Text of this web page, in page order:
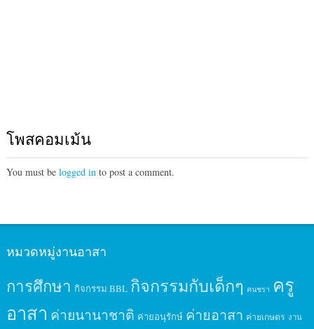
โพสคอมเม้น
You must be logged into post a comment.
หมวดหมู่งานอาสา
การศึกษา กิจกรรม BBL กิจกรรมกับเด็กๆ คนชรา ครู
อาสา ค่ายนานาชาติ ค่ายอนุรักษ์ ค่ายอาสา ค่ายเกษตร งาน